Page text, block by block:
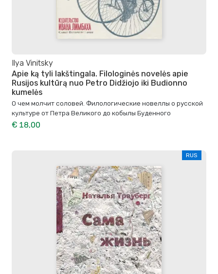
Ilya Vinitsky
Apie ką tyli lakštingala. Filologinės novelės apie
Rusijos kultūrą nuo Petro Didžiojo iki Budionno
kumelės
О чем молчит соловей. Филологические новеллы о русской
культуре от Петра Великого до кобылы Буденного
€ 18,00
RUS